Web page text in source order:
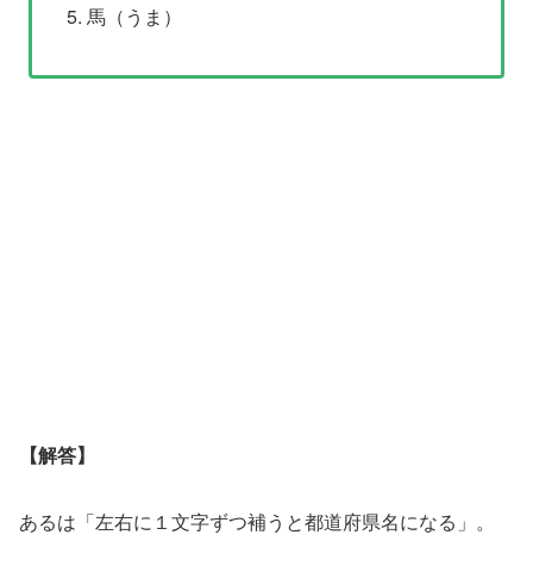
馬（うま）
【解答】
あるは「左右に１文字ずつ補うと都道府県名になる」。